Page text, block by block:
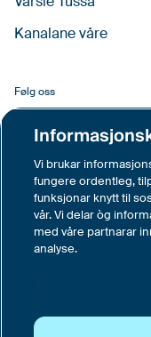
Kanalane våre
Følg oss
LinkedIn
YouTube
Instagram
Vimeo
Vi brukar
fungere ordentleg,
funksjonar knytt til
vår. Vi delar òg
med våre partnarar
analyse.